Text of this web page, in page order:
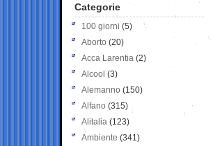
Categorie
100 giorni (5)
Aborto (20)
Acca Larentia (2)
Alcool (3)
Alemanno (150)
Alfano (315)
Alitalia (123)
Ambiente (341)